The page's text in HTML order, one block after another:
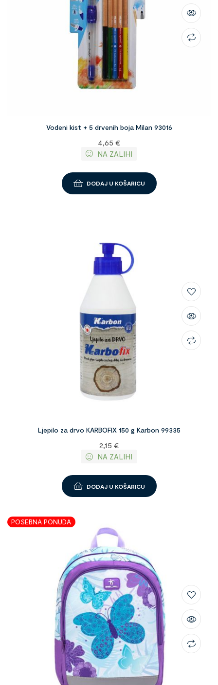
Vodeni kist + 5 drvenih boja Milan 93016
4,65 €
NA ZALIHI
DODAJ U KOŠARICU
Ljepilo za drvo KARBOFIX 150 g Karbon 99335
2,15 €
NA ZALIHI
DODAJ U KOŠARICU
POSEBNA PONUDA